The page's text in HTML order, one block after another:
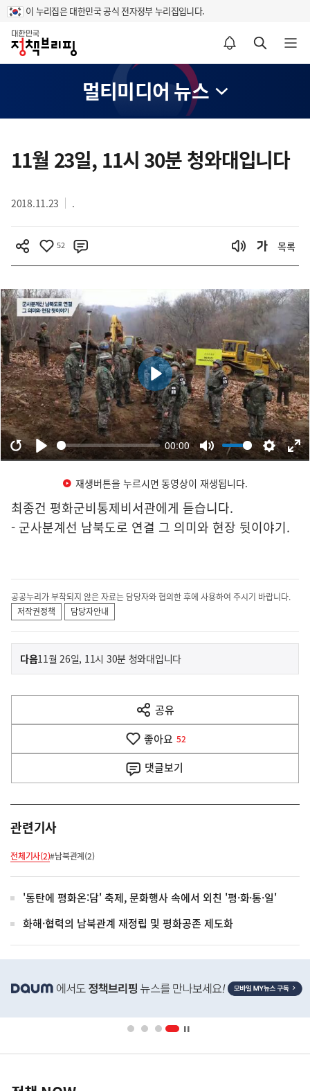
이 누리집은 대한민국 공식 전자정부 누리집입니다.
홈
알림설정 바로가기 검색 바로가기 메뉴 열기
멀티미디어 뉴스
텐
츠
역
11월 23일, 11시 30분 청와대입니다
2018.11.23 .
52 목록
재생버튼을 누르시면 동영상이 재생됩니다.
최종건 평화군비통제비서관에게 듣습니다.
- 군사분계선 남북도로 연결 그 의미와 현장 뒷이야기.
공공누리가 부착되지 않은 자료는 담당자와 협의한 후에 사용하여 주시기 바랍니다.
저작권정책
담당자안내
이
전
다
음
다음기
사
11월 26일, 11시 30분 청와대입니다
공유
열
기
좋아요 52
댓글보기
관련기사
전체기사(2)#남북관계(2)
'동탄에 평화온:담' 축제, 문화행사 속에서 외친 '평·화·통·일'
화해·협력의 남북관계 재정립 및 평화공존 제도화
단
배
영